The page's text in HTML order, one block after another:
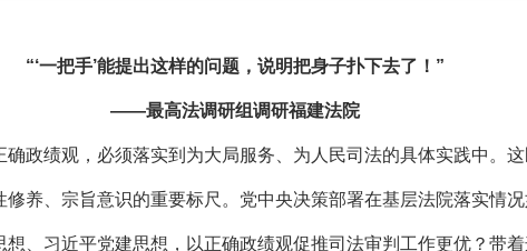
“‘一把手’能提出这样的问题，说明把身子扑下去了！”
——最高法调研组调研福建法院
绩观，必须落实到为大局服务、为人民司法的具体实践中。这
养、宗旨意识的重要标尺。党中央决策部署在基层法院落实情
、习近平党建思想，以正确政绩观促推司法审判工作更优？带